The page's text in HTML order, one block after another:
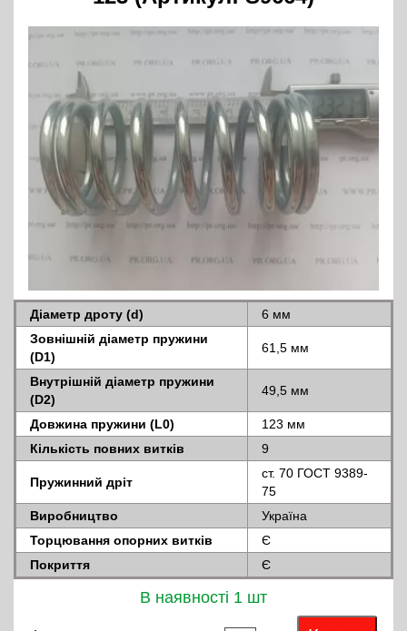
Діаметр дроту (d)
6 мм
Зовнішній діаметр пружини
(D1)
61,5 мм
Внутрішній діаметр пружини
(D2)
49,5 мм
Довжина пружини (L0)
123 мм
Кількість повних витків
9
Пружинний дріт
ст. 70 ГОСТ 9389-
75
Виробництво
Україна
Торцювання опорних витків
Є
Покриття
Є
В наявності 1 шт